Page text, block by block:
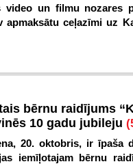
video un filmu nozares
apmaksātu ceļazīmi uz
bērnu raidījums
10 gadu jubileju
20. oktobris, ir īpaša
iemīļotajam bērnu